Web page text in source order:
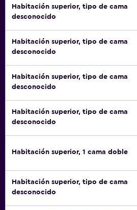
Habitación superior, tipo de cama
desconocido
Habitación superior, tipo de cama
desconocido
Habitación superior, tipo de cama
desconocido
Habitación superior, tipo de cama
desconocido
Habitación superior, 1 cama doble
Habitación superior, tipo de cama
desconocido